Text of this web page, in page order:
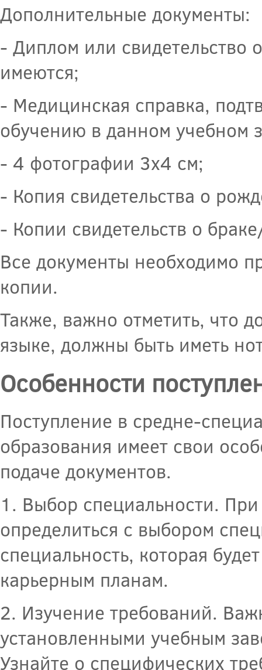
Дополнительные документы:
- Диплом или свидетельство
имеются;
- Медицинская справка,
обучению в данном учебном
- 4 фотографии 3х4 см;
- Копия свидетельства о
- Копии свидетельств о
Все документы необходимо
копии.
Также, важно отметить, что
языке, должны быть иметь
Особенности
Поступление в средне-
образования имеет свои
подаче документов.
1. Выбор специальности.
определиться с выбором
специальность, которая
карьерным планам.
2. Изучение требований.
установленными учебным
Узнайте о специфических